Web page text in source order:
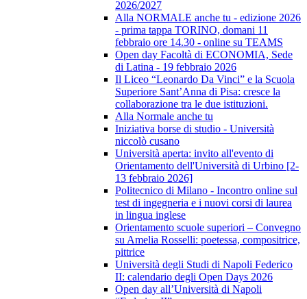
2026/2027
Alla NORMALE anche tu - edizione 2026
- prima tappa TORINO, domani 11
febbraio ore 14.30 - online su TEAMS
Open day Facoltà di ECONOMIA, Sede
di Latina - 19 febbraio 2026
Il Liceo “Leonardo Da Vinci” e la Scuola
Superiore Sant’Anna di Pisa: cresce la
collaborazione tra le due istituzioni.
Alla Normale anche tu
Iniziativa borse di studio - Università
niccolò cusano
Università aperta: invito all'evento di
Orientamento dell'Università di Urbino [2-
13 febbraio 2026]
Politecnico di Milano - Incontro online sul
test di ingegneria e i nuovi corsi di laurea
in lingua inglese
Orientamento scuole superiori – Convegno
su Amelia Rosselli: poetessa, compositrice,
pittrice
Università degli Studi di Napoli Federico
II: calendario degli Open Days 2026
Open day all’Università di Napoli